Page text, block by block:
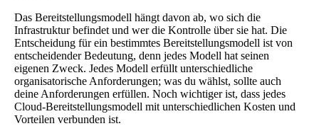
Das Bereitstellungsmodell hängt davon ab, wo sich die
Infrastruktur befindet und wer die Kontrolle über sie hat. Die
Entscheidung für ein bestimmtes Bereitstellungsmodell ist von
entscheidender Bedeutung, denn jedes Modell hat seinen
eigenen Zweck. Jedes Modell erfüllt unterschiedliche
organisatorische Anforderungen; was du wählst, sollte auch
deine Anforderungen erfüllen. Noch wichtiger ist, dass jedes
Cloud-Bereitstellungsmodell mit unterschiedlichen Kosten und
Vorteilen verbunden ist.